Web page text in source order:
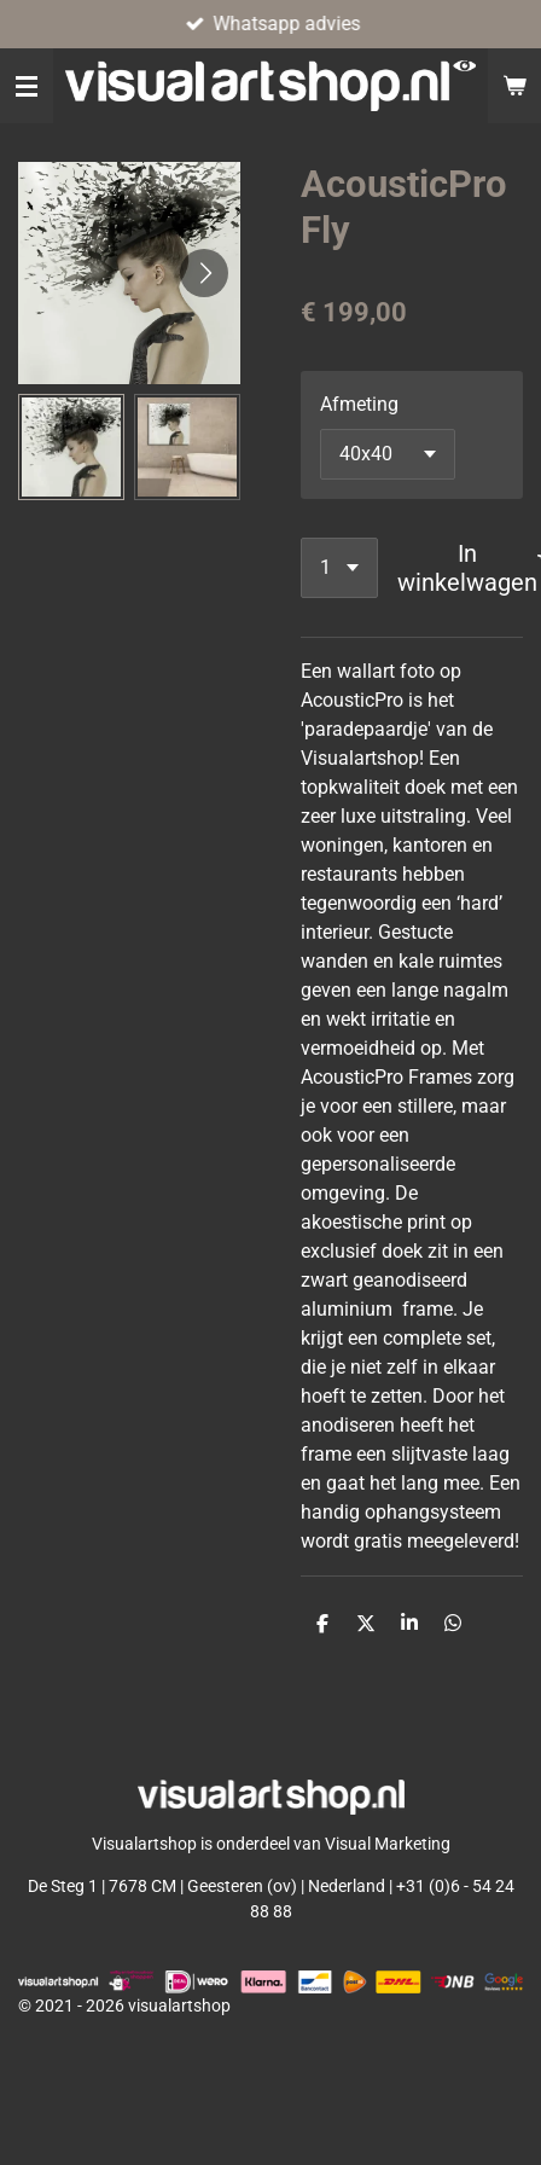
direct
naar
Whatsapp advies
AcousticPro
Fly
€ 199,00
Afmeting
In
winkelwagen
Een wallart foto op
AcousticPro is het
'paradepaardje' van de
Visualartshop! Een
topkwaliteit doek met een
zeer luxe uitstraling. Veel
woningen, kantoren en
restaurants hebben
tegenwoordig een ‘hard’
interieur. Gestucte
wanden en kale ruimtes
geven een lange nagalm
en wekt irritatie en
vermoeidheid op. Met
AcousticPro Frames zorg
je voor een stillere, maar
ook voor een
gepersonaliseerde
omgeving. De
akoestische print op
exclusief doek zit in een
zwart geanodiseerd
aluminium frame. Je
krijgt een complete set,
die je niet zelf in elkaar
hoeft te zetten. Door het
anodiseren heeft het
frame een slijtvaste laag
en gaat het lang mee. Een
handig ophangsysteem
wordt gratis meegeleverd!
D
D
S
D
Visualartshop is onderdeel van Visual Marketing
De Steg 1 | 7678 CM | Geesteren (ov) | Nederland | +31 (0)6 - 54 24
88 88
© 2021 - 2026 visualartshop